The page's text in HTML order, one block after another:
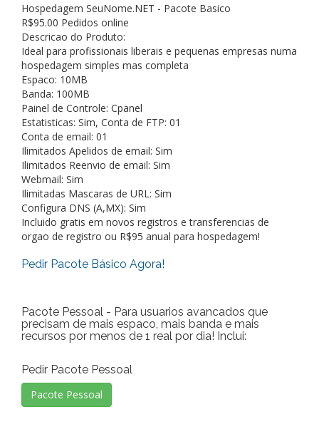
Hospedagem SeuNome.NET - Pacote Basico
R$95.00 Pedidos online
Descricao do Produto:
Ideal para profissionais liberais e pequenas empresas numa
hospedagem simples mas completa
Espaco: 10MB
Banda: 100MB
Painel de Controle: Cpanel
Estatisticas: Sim, Conta de FTP: 01
Conta de email: 01
Ilimitados Apelidos de email: Sim
Ilimitados Reenvio de email: Sim
Webmail: Sim
Ilimitadas Mascaras de URL: Sim
Configura DNS (A,MX): Sim
Incluido gratis em novos registros e transferencias de
orgao de registro ou R$95 anual para hospedagem!
Pedir Pacote Básico Agora!
Pacote Pessoal - Para usuarios avancados que
precisam de mais espaco, mais banda e mais
recursos por menos de 1 real por dia! Inclui:
Pedir Pacote Pessoal